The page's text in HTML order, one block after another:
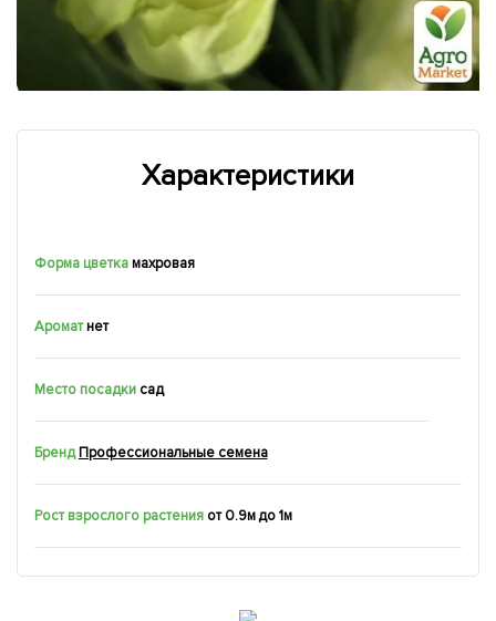
Характеристики
Форма цветкамахровая
Ароматнет
Место посадки сад
Бренд Профессиональные семена
Рост взрослого растения от 0.9м до 1м